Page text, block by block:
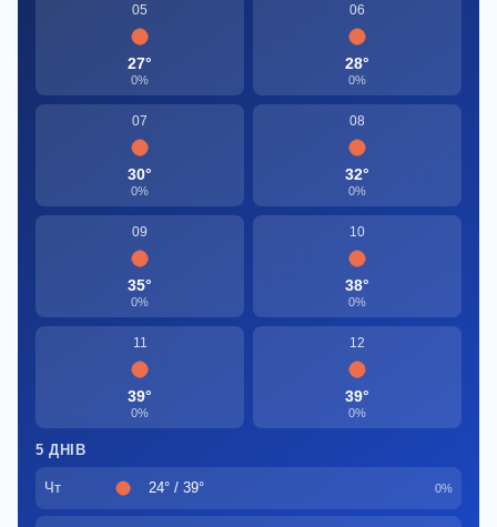
05
27°
0%
06
28°
0%
07
30°
0%
08
32°
0%
09
35°
0%
10
38°
0%
11
39°
0%
12
39°
0%
5 ДНІВ
Чт 24° / 39° 0%